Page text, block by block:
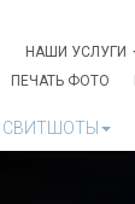
СВИТШОТЫ
НАШИ УСЛУГИ
ПЕЧАТЬ ФОТО